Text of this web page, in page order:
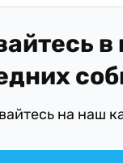
в
на наш